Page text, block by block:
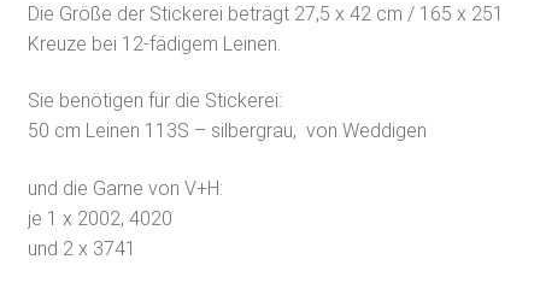
Die Größe der Stickerei beträgt 27,5 x 42 cm / 165 x 251
Kreuze bei 12-fädigem Leinen.
Sie benötigen für die Stickerei:
50 cm Leinen 113S – silbergrau, von Weddigen
und die Garne von V+H:
je 1 x 2002, 4020
und 2 x 3741